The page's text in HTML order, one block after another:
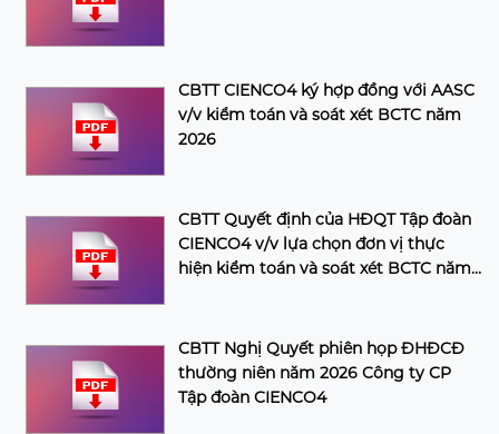
CBTT CIENCO4 ký hợp đồng với AASC
v/v kiểm toán và soát xét BCTC năm
2026
CBTT Quyết định của HĐQT Tập đoàn
CIENCO4 v/v lựa chọn đơn vị thực
hiện kiểm toán và soát xét BCTC năm
CBTT Nghị Quyết phiên họp ĐHĐCĐ
thường niên năm 2026 Công ty CP
Tập đoàn CIENCO4